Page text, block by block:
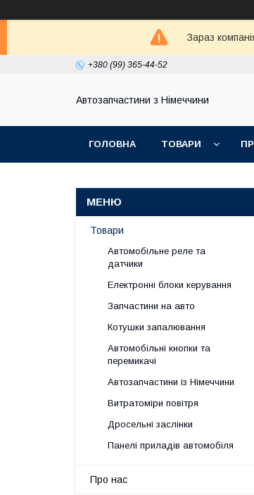
Зараз
+380 (99) 365-44-52
Автозапчастини з Німеччини
ГОЛОВНА ТОВАРИ
Товари
Автомобільне реле та
датчики
Електронні блоки керування
Запчастини на авто
Котушки запалювання
Автомобільні кнопки та
перемикачі
Автозапчастини із Німеччини
Витратоміри повітря
Дросельні заслінки
Панелі приладів автомобіля
Про нас